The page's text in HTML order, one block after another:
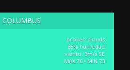
COLUMBUS
broken clouds
85% humedad
viento: 3m/s SE
MAX 76 • MIN 73